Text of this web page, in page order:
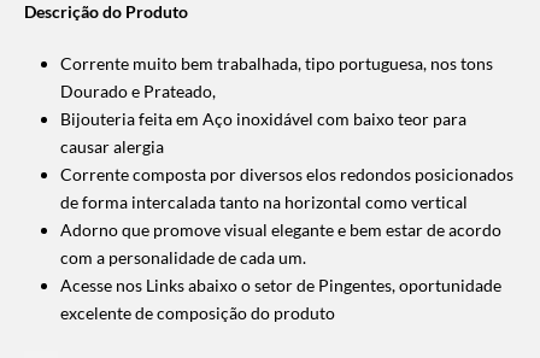
Descrição do Produto
Corrente muito bem trabalhada, tipo portuguesa, nos tons
Dourado e Prateado,
Bijouteria feita em Aço inoxidável com baixo teor para
causar alergia
Corrente composta por diversos elos redondos posicionados
de forma intercalada tanto na horizontal como vertical
Adorno que promove visual elegante e bem estar de acordo
com a personalidade de cada um.
Acesse nos Links abaixo o setor de Pingentes, oportunidade
excelente de composição do produto